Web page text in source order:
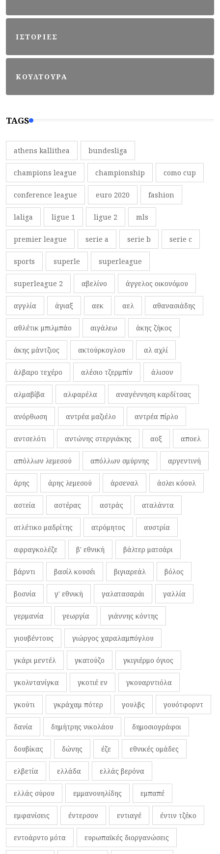
ΙΣΤΟΡΙΕΣ
ΚΟΥΛΤΟΥΡΑ
TAGS
athens kallithea bundesliga
champions league championship como cup
conference league euro 2020 fashion
laliga ligue 1 ligue 2 mls
premier league serie a serie b serie c
sports superle superleague
superleague 2 αβελίνο άγγελος οικονόμου
αγγλία άγιαξ αεκ αελ αθανασιάδης
αθλέτικ μπιλμπάο αιγάλεω άκης ζήκος
άκης μάντζιος ακτούρκογλου αλ αχλί
άλβαρο τεχέρο αλέσιο τζερμπίν άλισον
αλμαβίβα αλφαρέλα αναγέννηση καρδίτσας
ανόρθωση αντρέα μαζιέλο αντρέα πίρλο
αντσελότι αντώνης στεργιάκης αοξ αποελ
απόλλων λεμεσού απόλλων σμύρνης αργεντινή
άρης άρης λεμεσού άρσεναλ άσλει κόουλ
αστεία αστέρας αστράς αταλάντα
ατλέτικο μαδρίτης ατρόμητος αυστρία
αφραγκολέζε β' εθνική βάλτερ ματσάρι
βάρντι βασίλ κουσέι βιγιαρεάλ βόλος
βοσνία γ' εθνική γαλατασαράι γαλλία
γερμανία γεωργία γιάννης κόντης
γιουβέντους γιώργος χαραλαμπόγλου
γκάρι μεντέλ γκατούζο γκιγιέρμο όγιος
γκολντανίγκα γκοτιέ εν γκουαρντιόλα
γκούτι γκράχαμ πότερ γουλβς γουότφορντ
δανία δημήτρης νικολάου δημοσιογράφοι
δουβίκας δώνης έζε εθνικές ομάδες
ελβετία ελλάδα ελλάς βερόνα
ελλάς σύρου εμμανουηλίδης εμπαπέ
εμφανίσεις έντερσον εντιαγέ έντιν τζέκο
εντοάρντο μότα ευρωπαϊκές διοργανώσεις